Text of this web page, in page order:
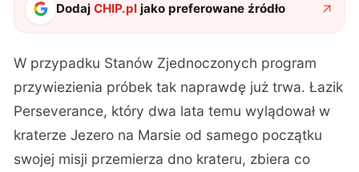
DodajCHIP.pl jako preferowane źródło
W przypadku Stanów Zjednoczonych program
przywiezienia próbek tak naprawdę już trwa. Łazik
Perseverance, który dwa lata temu wylądował w
kraterze Jezero na Marsie od samego początku
swojej misji przemierza dno krateru, zbiera co